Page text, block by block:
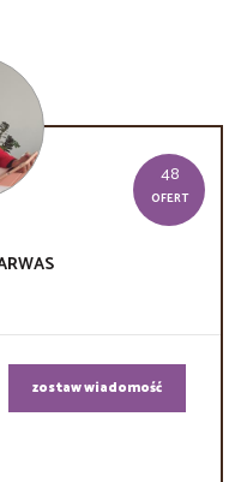
48
OFERT
zostaw wiadomość